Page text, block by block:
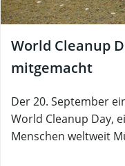
World Cleanup
mitgemacht
Der 20. September
World Cleanup Day,
Menschen weltweit